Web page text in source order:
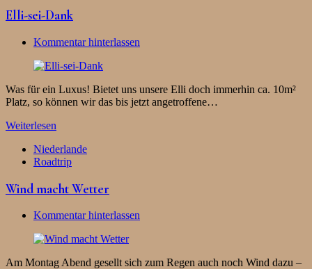
Elli-sei-Dank
Kommentar hinterlassen
Was für ein Luxus! Bietet uns unsere Elli doch immerhin ca. 10m²
Platz, so können wir das bis jetzt angetroffene…
Weiterlesen
Niederlande
Roadtrip
Wind macht Wetter
Kommentar hinterlassen
Am Montag Abend gesellt sich zum Regen auch noch Wind dazu –